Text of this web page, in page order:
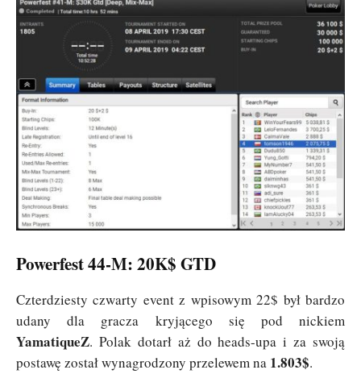
Powerfest 44-M: 20K$ GTD
Czterdziesty czwarty event z wpisowym 22$ był bardzo
udany dla gracza kryjącego się pod nickiem
YamatiqueZ. Polak dotarł aż do heads-upa i za swoją
postawę został wynagrodzony przelewem na 1.803$.